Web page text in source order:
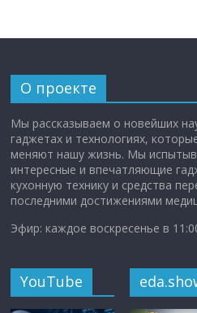
О проекте
Мы рассказываем о новейших
гаджетах и технологиях,
меняют нашу жизнь. Мы
интересные и впечатляющие
кухонную технику и средства
последними достижениями
Эфир: каждое воскресенье в
YouTube